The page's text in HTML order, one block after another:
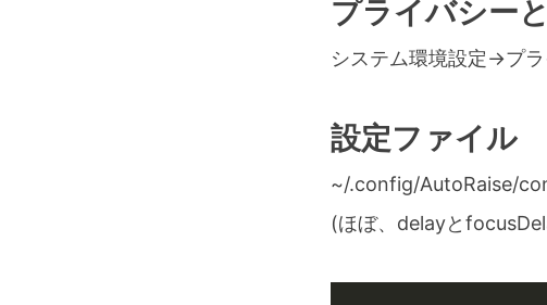
プライバシー
システム環境設定→プ
設定ファイル
~/.config/AutoRaise/
(ほぼ、delayと